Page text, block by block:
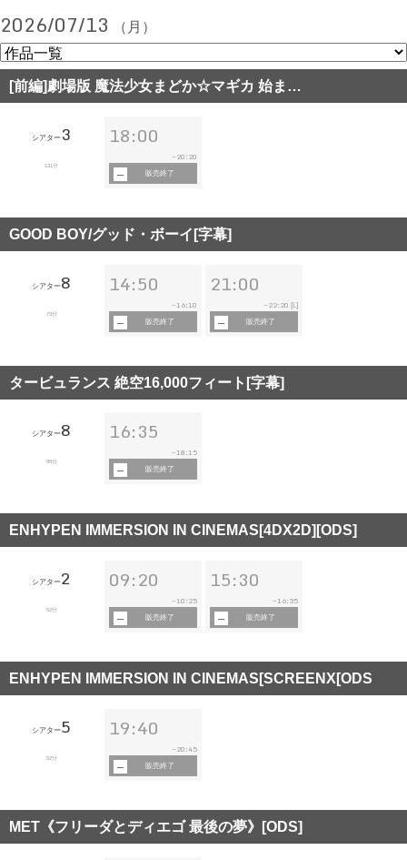
2026/07/13 （月）
[前編]劇場版 魔法少女まどか☆マギカ 始ま…
シアター 3
131分
18:00
~ 20:20
販売終了
GOOD BOY/グッド・ボーイ[字幕]
シアター8
73分
14:50
~ 16:10
販売終了
21:00
~ 22:20 [L]
販売終了
タービュランス 絶空16,000フィート[字幕]
シアター8
95分
16:35
~18:15
販売終了
ENHYPEN IMMERSION IN CINEMAS[4DX2D][ODS]
シアター2
52分
09:20
~10:25
販売終了
15:30
~16:35
販売終了
ENHYPEN IMMERSION IN CINEMAS[SCREENX[ODS
シアター5
52分
19:40
~ 20:45
販売終了
MET《フリーダとディエゴ 最後の夢》[ODS]